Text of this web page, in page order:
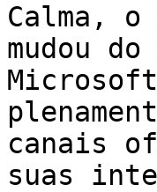
Calma,
mudou
canais
suas